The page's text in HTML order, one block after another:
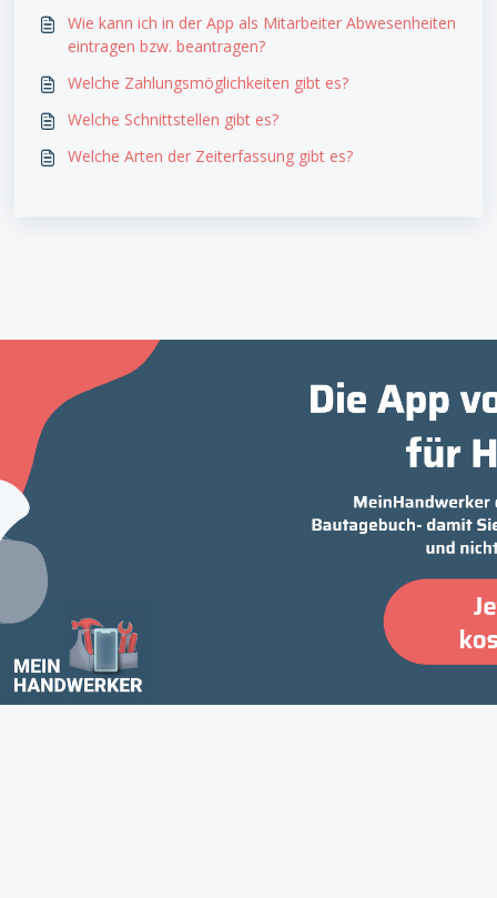
Wie kann ich in der App als Mitarbeiter Abwesenheiten
eintragen bzw. beantragen?
Welche Zahlungsmöglichkeiten gibt es?
Welche Schnittstellen gibt es?
Welche Arten der Zeiterfassung gibt es?